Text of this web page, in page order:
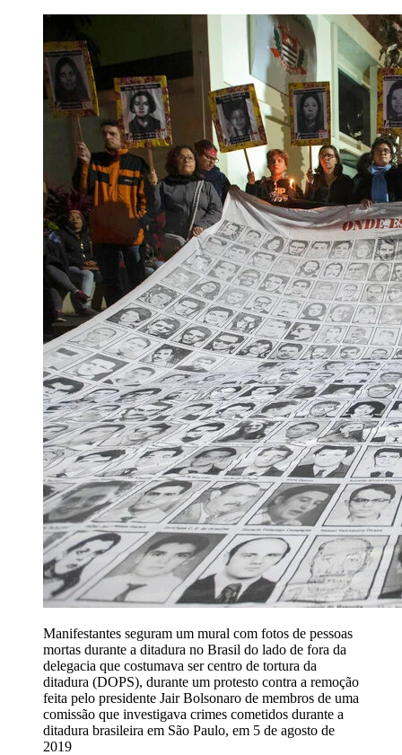
Manifestantes seguram um mural com fotos de pessoas
mortas durante a ditadura no Brasil do lado de fora da
delegacia que costumava ser centro de tortura da
ditadura (DOPS), durante um protesto contra a remoção
feita pelo presidente Jair Bolsonaro de membros de uma
comissão que investigava crimes cometidos durante a
ditadura brasileira em São Paulo, em 5 de agosto de
2019